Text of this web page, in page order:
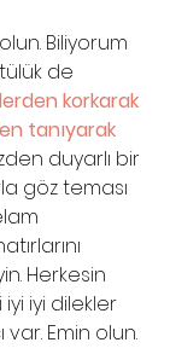
Biliyorum
de
korkarak
tanıyarak
duyarlı bir
göz teması
Herkesin
iyi dilekler
Emin olun.